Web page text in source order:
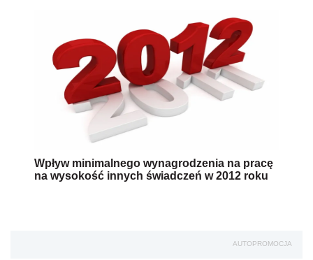
Wpływ minimalnego wynagrodzenia na pracę
na wysokość innych świadczeń w 2012 roku
AUTOPROMOCJA